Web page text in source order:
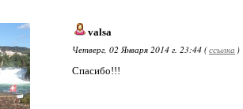
valsa
Четверг, 02 Января 2014 г. 23:44 (ссылка )
Спасибо!!!